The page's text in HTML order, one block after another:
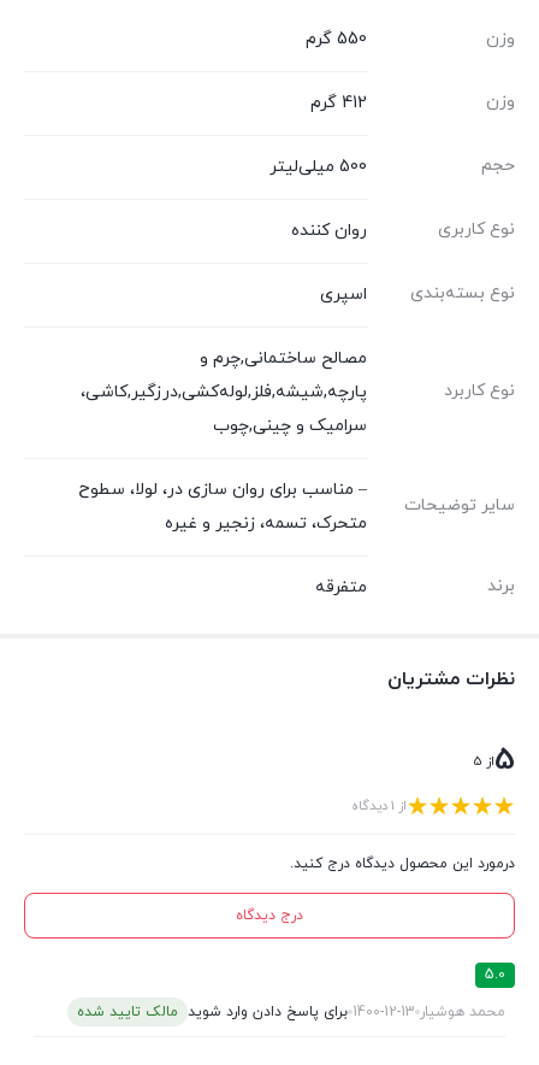
وزن 550 گرم
وزن 412 گرم
حجم 500 میلی‌لیتر
نوع کاربری روان کننده
نوع بسته‌بندی اسپری
نوع کاربرد
مصالح ساختمانی,چرم و
پارچه,شیشه,فلز,لوله‌کشی,درزگیر,کاشی،
سرامیک و چینی,چوب
سایر توضیحات
– مناسب برای روان سازی در، لولا، سطوح
متحرک، تسمه، زنجیر و غیره
برند متفرقه
نظرات مشتریان
5از 5
از 1 دیدگاه
درمورد این محصول دیدگاه درج کنید.
درج دیدگاه
5.0
محمد هوشیار 1400-12-13 برای پاسخ دادن وارد شوید مالک تایید شده